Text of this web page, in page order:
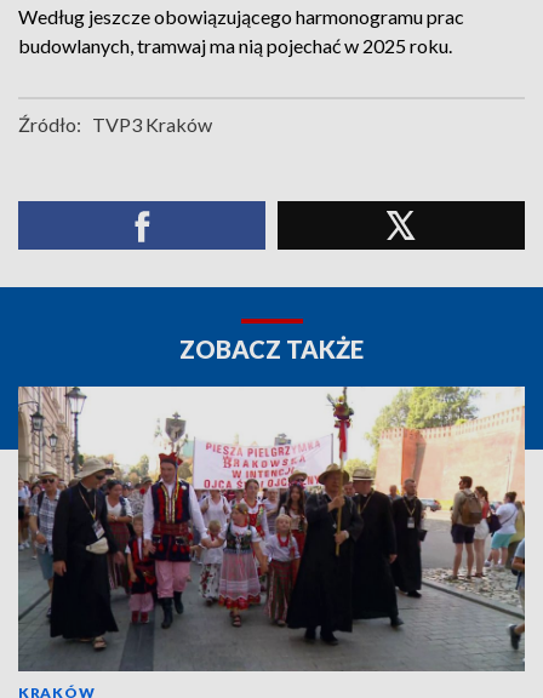
Według jeszcze obowiązującego harmonogramu prac
budowlanych, tramwaj ma nią pojechać w 2025 roku.
Źródło: TVP3 Kraków
ZOBACZ TAKŻE
KRAKÓW